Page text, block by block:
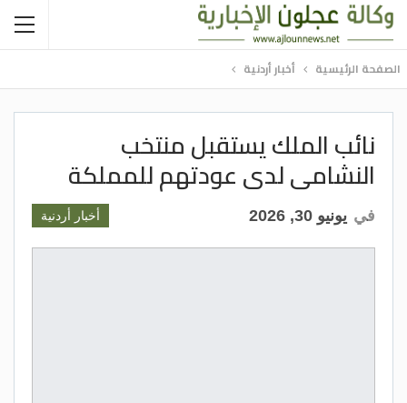
الصفحة الرئيسية أخبار أردنية
نائب الملك يستقبل منتخب
النشامى لدى عودتهم للمملكة
أخبار أردنية في يونيو 30, 2026